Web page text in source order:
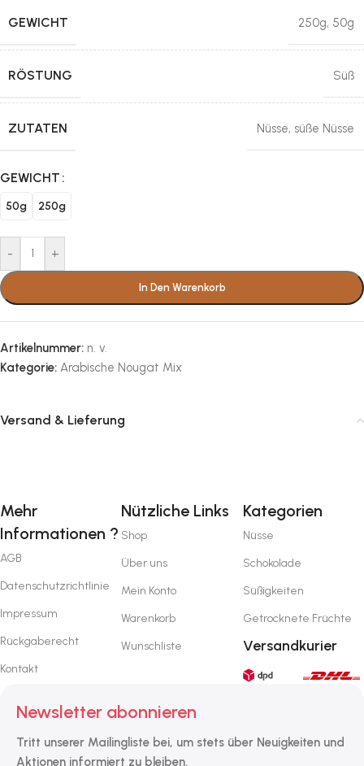
GEWICHT 250g, 50g
RÖSTUNG Süß
ZUTATEN Nüsse, süße Nüsse
GEWICHT
50g 250g
- +
In Den Warenkorb
Artikelnummer: n. v.
Kategorie: Arabische Nougat Mix
Versand & Lieferung
Mehr
Informationen ?
AGB
Datenschutzrichtlinie
Impressum
Rückgaberecht
Kontakt
Nützliche Links
Shop
Über uns
Mein Konto
Warenkorb
Wunschliste
Kategorien
Nüsse
Schokolade
Süßigkeiten
Getrocknete Früchte
Versandkurier
Newsletter abonnieren
Tritt unserer Mailingliste bei, um stets über Neuigkeiten und
Aktionen informiert zu bleiben.